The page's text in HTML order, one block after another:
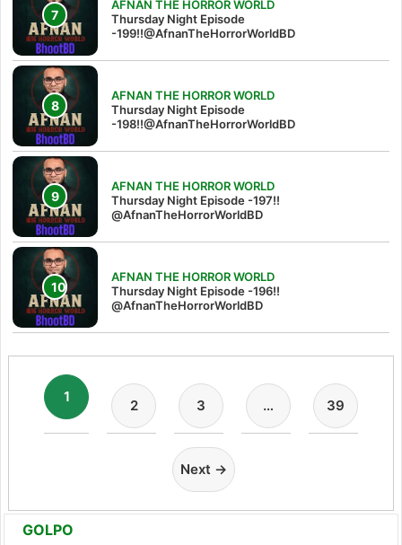
AFNAN THE HORROR WORLD
Thursday Night Episode
-199!!@AfnanTheHorrorWorldBD
AFNAN THE HORROR WORLD
Thursday Night Episode
-198!!@AfnanTheHorrorWorldBD
AFNAN THE HORROR WORLD
Thursday Night Episode -197!!‪
@AfnanTheHorrorWorldBD‬
AFNAN THE HORROR WORLD
Thursday Night Episode -196!!
@AfnanTheHorrorWorldBD
1
2 3 … 39
Next →
GOLPO